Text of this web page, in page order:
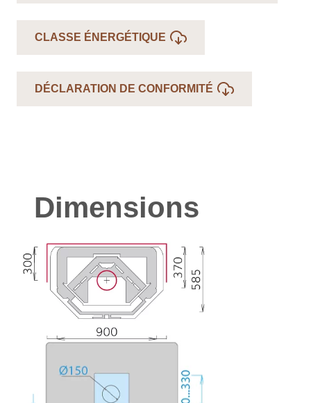
CLASSE ÉNERGÉTIQUE
DÉCLARATION DE CONFORMITÉ
Dimensions